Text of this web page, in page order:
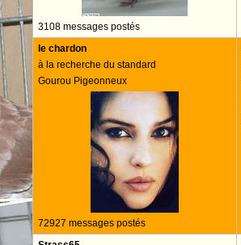
3108 messages postés
le chardon
à la recherche du standard
Gourou Pigeonneux
72927 messages postés